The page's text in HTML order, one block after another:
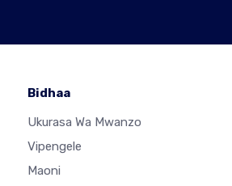
Bidhaa
Ukurasa Wa Mwanzo
Vipengele
Maoni